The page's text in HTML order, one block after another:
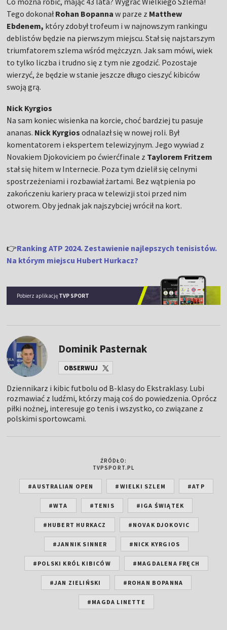
Tego dokonałRohan Bopanna w parze z Matthew
Ebdenem, który zdobył trofeum i w najnowszym rankingu
deblistów będzie na pierwszym miejscu. Stał się najstarszym
triumfatorem szlema wśród mężczyzn. Jak sam mówi, wiek
to tylko liczba i trudno się z tym nie zgodzić. Pozostaje
wierzyć, że będzie w stanie jeszcze długo cieszyć kibiców
swoją grą.
Nick Kyrgios
Na sam koniec wisienka na korcie, choć bardziej tu pasuje
ananas. Nick Kyrgios odnalazł się w nowej roli. Był
komentatorem i ekspertem telewizyjnym. Jego wywiad z
Novakiem Djokoviciem po ćwierćfinale z Taylorem Fritzem
stał się hitem w Internecie. Poza tym dzielił się celnymi
spostrzeżeniami i rozbawiał żartami. Bez wątpienia po
zakończeniu kariery praca w telewizji stoi przed nim
otworem. Oby jednak jak najszybciej wrócił na kort.
👉Ranking ATP 2024. Zestawienie najlepszych tenisistów.
Na którym miejscu Hubert Hurkacz?
Pobierz aplikację TVP SPORT
Dominik Pasternak
OBSERWUJ
Dziennikarz i kibic futbolu od B-klasy do Ekstraklasy. Lubi
rozmawiać z ludźmi, którzy mają coś do powiedzenia. Oprócz
piłki nożnej, interesuje go tenis i wszystko, co związane z
polskimi sportowcami.
ŹRÓDŁO:
TVPSPORT.PL
#AUSTRALIAN OPEN #WIELKI SZLEM #ATP
#WTA #TENIS #IGA ŚWIĄTEK
#HUBERT HURKACZ #NOVAK DJOKOVIC
#JANNIK SINNER #NICK KYRGIOS
#POLSKI KRÓL KIBICÓW #MAGDALENA FRĘCH
#JAN ZIELIŃSKI #ROHAN BOPANNA
#MAGDA LINETTE